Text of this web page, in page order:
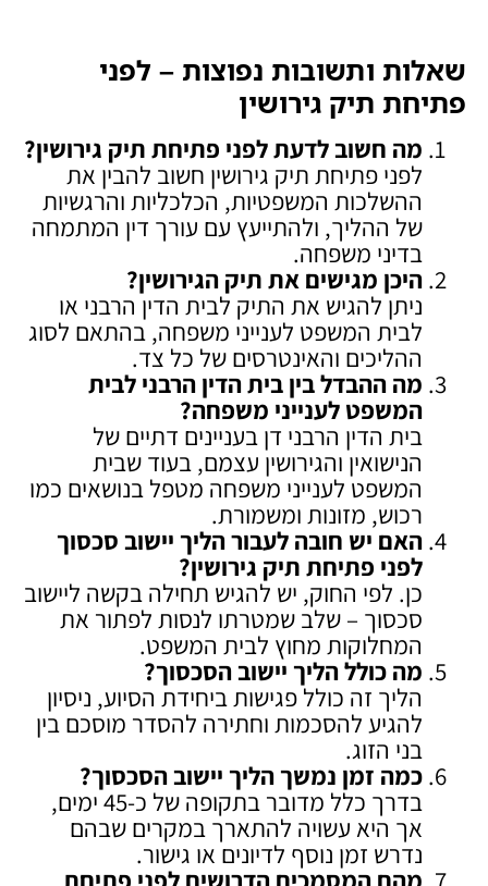
שאלות ותשובות נפוצות – לפני
פתיחת תיק גירושין
מה חשוב לדעת לפני פתיחת תיק גירושין?
לפני פתיחת תיק גירושין חשוב להבין את
ההשלכות המשפטיות, הכלכליות והרגשיות
של ההליך, ולהתייעץ עם עורך דין המתמחה
בדיני משפחה.
היכן מגישים את תיק הגירושין?
ניתן להגיש את התיק לבית הדין הרבני או
לבית המשפט לענייני משפחה, בהתאם לסוג
ההליכים והאינטרסים של כל צד.
מה ההבדל בין בית הדין הרבני לבית
המשפט לענייני משפחה?
בית הדין הרבני דן בעניינים דתיים של
הנישואין והגירושין עצמם, בעוד שבית
המשפט לענייני משפחה מטפל בנושאים כמו
רכוש, מזונות ומשמורת.
האם יש חובה לעבור הליך יישוב סכסוך
לפני פתיחת תיק גירושין?
כן. לפי החוק, יש להגיש תחילה בקשה ליישוב
סכסוך – שלב שמטרתו לנסות לפתור את
המחלוקות מחוץ לבית המשפט.
מה כולל הליך יישוב הסכסוך?
הליך זה כולל פגישות ביחידת הסיוע, ניסיון
להגיע להסכמות וחתירה להסדר מוסכם בין
בני הזוג.
כמה זמן נמשך הליך יישוב הסכסוך?
בדרך כלל מדובר בתקופה של כ-45 ימים,
אך היא עשויה להתארך במקרים שבהם
נדרש זמן נוסף לדיונים או גישור.